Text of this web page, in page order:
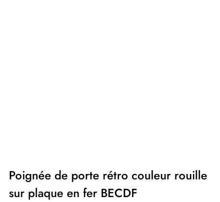
Poignée de porte rétro couleur rouille
sur plaque en fer BECDF